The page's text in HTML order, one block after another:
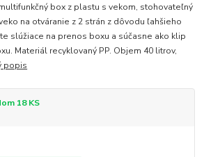
box z plastu s vekom, stohovateľný
na otváranie z 2 strán z dôvodu ľahšieho
slúžiace na prenos boxu a súčasne ako klip
Materiál recyklovaný PP. Objem 40 litrov,
popis
18 KS